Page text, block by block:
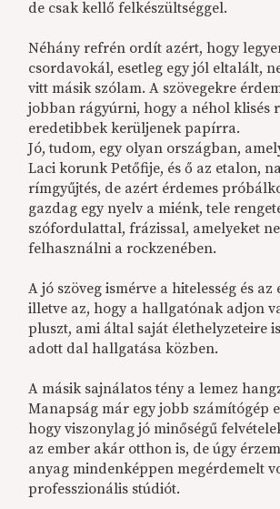
de csak kellő felkészültséggel.
Néhány refrén ordít azért, hogy
csordavokál, esetleg egy jól eltalált,
vitt másik szólam. A szövegekre
jobban rágyúrni, hogy a néhol klisés
eredetibbek kerüljenek papírra.
Jó, tudom, egy olyan országban,
Laci korunk Petőfije, és ő az etalon,
rímgyűjtés, de azért érdemes
gazdag egy nyelv a miénk, tele
szófordulattal, frázissal, amelyeket
felhasználni a rockzenében.
A jó szöveg ismérve a hitelesség és az
illetve az, hogy a hallgatónak adjon
pluszt, ami által saját élethelyzeteire
adott dal hallgatása közben.
A másik sajnálatos tény a lemez
Manapság már egy jobb számítógép
hogy viszonylag jó minőségű
az ember akár otthon is, de úgy
anyag mindenképpen megérdemelt
professzionális stúdiót.